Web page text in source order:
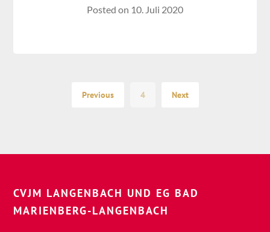
Posted on 10. Juli 2020
Previous 4 Next
CVJM LANGENBACH UND EG BAD
MARIENBERG-LANGENBACH